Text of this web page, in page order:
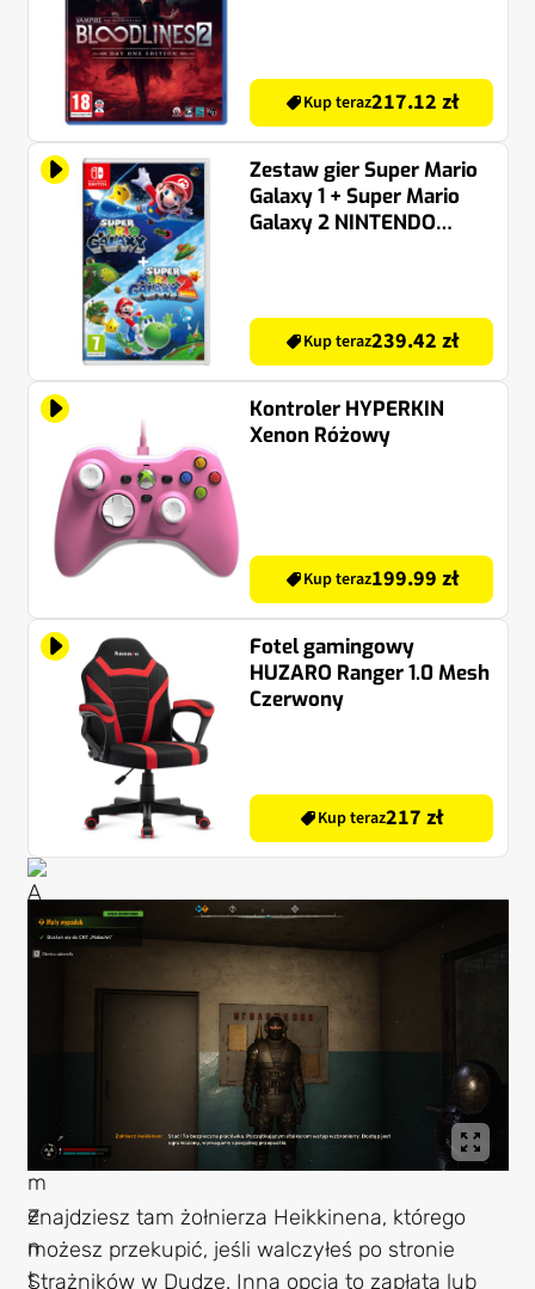
Kup teraz217.12 zł
Zestaw gier Super Mario
Galaxy 1 + Super Mario
Galaxy 2 NINTENDO
Kup teraz239.42 zł
Kontroler HYPERKIN
Xenon Różowy
Kup teraz199.99 zł
Fotel gamingowy
HUZARO Ranger 1.0 Mesh
Czerwony
Kup teraz217 zł
Znajdziesz tam żołnierza Heikkinena, którego
możesz przekupić, jeśli walczyłeś po stronie
Strażników w Dudze. Inna opcja to zapłata lub